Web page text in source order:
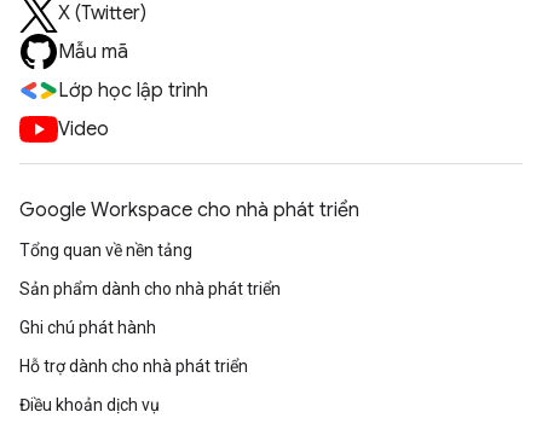
X (Twitter)
Mẫu mã
Lớp học lập trình
Video
Google Workspace cho nhà phát triển
Tổng quan về nền tảng
Sản phẩm dành cho nhà phát triển
Ghi chú phát hành
Hỗ trợ dành cho nhà phát triển
Điều khoản dịch vụ